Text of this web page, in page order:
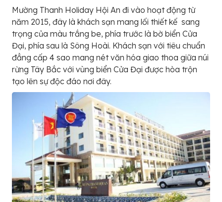
Mường Thanh Holiday Hội An đi vào hoạt động từ
năm 2015, đây là khách sạn mang lối thiết kế sang
trọng của màu trắng be, phía trước là bờ biển Cửa
Đại, phía sau là Sông Hoài. Khách sạn với tiêu chuẩn
đẳng cấp 4 sao mang nét văn hóa giao thoa giữa núi
rừng Tây Bắc với vùng biển Cửa Đại được hòa trộn
tạo lên sự độc đáo nơi đây.